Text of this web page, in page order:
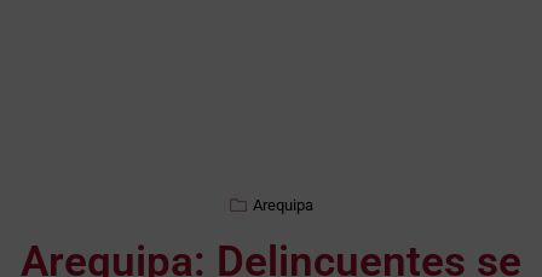
Arequipa
Arequipa: Delincuentes se